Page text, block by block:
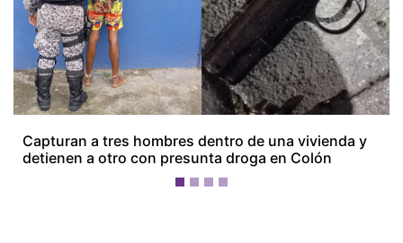
Capturan a tres hombres dentro de una vivienda y
detienen a otro con presunta droga en Colón
Previous Next